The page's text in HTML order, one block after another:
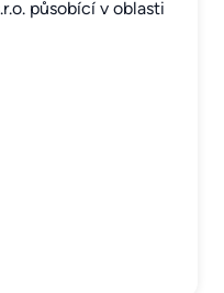
působící v oblasti